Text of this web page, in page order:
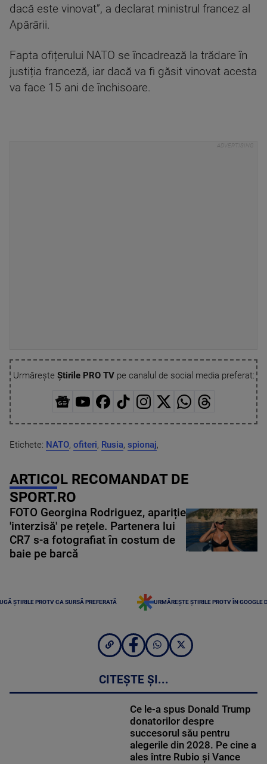
dacă este vinovat”, a declarat ministrul francez al
Apărării.
Fapta ofițerului NATO se încadrează la trădare în
justiția franceză, iar dacă va fi găsit vinovat acesta
va face 15 ani de închisoare.
Urmărește Știrile PRO TVpe canalul de social media preferat:
Etichete: NATO, ofiteri, Rusia, spionaj,
ARTICOL RECOMANDAT DE
SPORT.RO
FOTO Georgina Rodriguez, apariție
'interzisă' pe rețele. Partenera lui
CR7 s-a fotografiat în costum de
baie pe barcă
ȘTIRILE PROTV CA SURSĂ PREFERATĂ URMĂREȘTE ȘTIRILE PROTV ÎN GOOGLE
CITEȘTE ȘI...
Ce le-a spus Donald Trump
donatorilor despre
succesorul său pentru
alegerile din 2028. Pe cine a
ales între Rubio și Vance